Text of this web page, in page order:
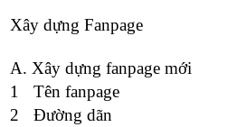
Xây dựng Fanpage
A. Xây dựng fanpage mới
1
Tên fanpage
2
Đường dãn